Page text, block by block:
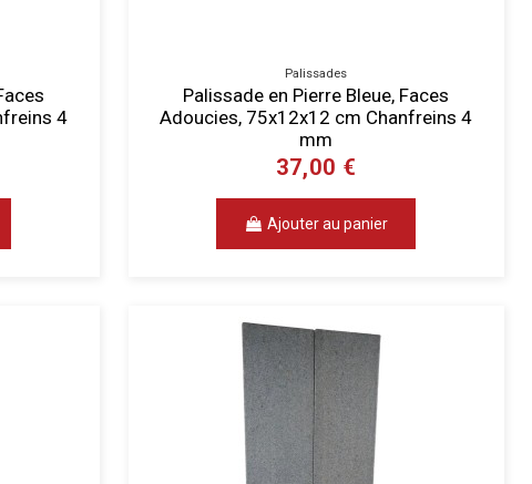
4
Palissades
Palissade en Pierre Bleue, Faces
Adoucies, 75x12x12 cm Chanfreins 4
mm
37,00 €
Ajouter au panier